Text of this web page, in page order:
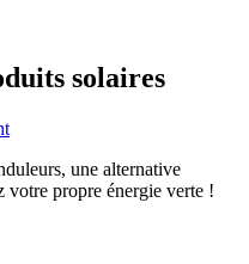
solaires
une alternative
votre propre énergie verte !